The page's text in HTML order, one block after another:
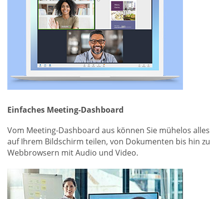
Einfaches Meeting-Dashboard
Vom Meeting-Dashboard aus können Sie mühelos alles
auf Ihrem Bildschirm teilen, von Dokumenten bis hin zu
Webbrowsern mit Audio und Video.